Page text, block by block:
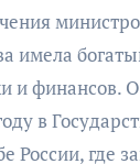
имела
и финансов.
в
России, где